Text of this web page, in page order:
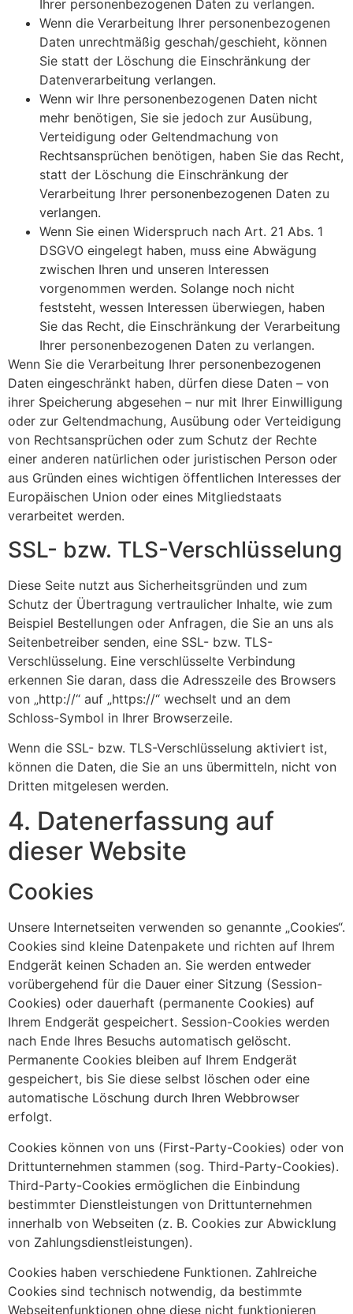
Ihrer personenbezogenen Daten zu verlangen.
Wenn die Verarbeitung Ihrer personenbezogenen
Daten unrechtmäßig geschah/geschieht, können
Sie statt der Löschung die Einschränkung der
Datenverarbeitung verlangen.
Wenn wir Ihre personenbezogenen Daten nicht
mehr benötigen, Sie sie jedoch zur Ausübung,
Verteidigung oder Geltendmachung von
Rechtsansprüchen benötigen, haben Sie das Recht,
statt der Löschung die Einschränkung der
Verarbeitung Ihrer personenbezogenen Daten zu
verlangen.
Wenn Sie einen Widerspruch nach Art. 21 Abs. 1
DSGVO eingelegt haben, muss eine Abwägung
zwischen Ihren und unseren Interessen
vorgenommen werden. Solange noch nicht
feststeht, wessen Interessen überwiegen, haben
Sie das Recht, die Einschränkung der Verarbeitung
Ihrer personenbezogenen Daten zu verlangen.
Wenn Sie die Verarbeitung Ihrer personenbezogenen
Daten eingeschränkt haben, dürfen diese Daten – von
ihrer Speicherung abgesehen – nur mit Ihrer Einwilligung
oder zur Geltendmachung, Ausübung oder Verteidigung
von Rechtsansprüchen oder zum Schutz der Rechte
einer anderen natürlichen oder juristischen Person oder
aus Gründen eines wichtigen öffentlichen Interesses der
Europäischen Union oder eines Mitgliedstaats
verarbeitet werden.
SSL- bzw. TLS-Verschlüsselung
Diese Seite nutzt aus Sicherheitsgründen und zum
Schutz der Übertragung vertraulicher Inhalte, wie zum
Beispiel Bestellungen oder Anfragen, die Sie an uns als
Seitenbetreiber senden, eine SSL- bzw. TLS-
Verschlüsselung. Eine verschlüsselte Verbindung
erkennen Sie daran, dass die Adresszeile des Browsers
von „http://“ auf „https://“ wechselt und an dem
Schloss-Symbol in Ihrer Browserzeile.
Wenn die SSL- bzw. TLS-Verschlüsselung aktiviert ist,
können die Daten, die Sie an uns übermitteln, nicht von
Dritten mitgelesen werden.
4. Datenerfassung auf
dieser Website
Cookies
Unsere Internetseiten verwenden so genannte „Cookies“.
Cookies sind kleine Datenpakete und richten auf Ihrem
Endgerät keinen Schaden an. Sie werden entweder
vorübergehend für die Dauer einer Sitzung (Session-
Cookies) oder dauerhaft (permanente Cookies) auf
Ihrem Endgerät gespeichert. Session-Cookies werden
nach Ende Ihres Besuchs automatisch gelöscht.
Permanente Cookies bleiben auf Ihrem Endgerät
gespeichert, bis Sie diese selbst löschen oder eine
automatische Löschung durch Ihren Webbrowser
erfolgt.
Cookies können von uns (First-Party-Cookies) oder von
Drittunternehmen stammen (sog. Third-Party-Cookies).
Third-Party-Cookies ermöglichen die Einbindung
bestimmter Dienstleistungen von Drittunternehmen
innerhalb von Webseiten (z. B. Cookies zur Abwicklung
von Zahlungsdienstleistungen).
Cookies haben verschiedene Funktionen. Zahlreiche
Cookies sind technisch notwendig, da bestimmte
Webseitenfunktionen ohne diese nicht funktionieren